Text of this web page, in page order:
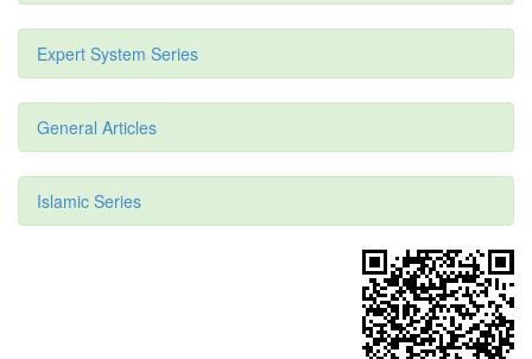
Expert System Series
General Articles
Islamic Series